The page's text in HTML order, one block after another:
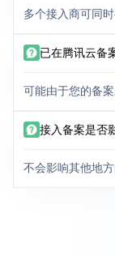
多个接入商可同
已在腾讯云备
可能由于您的备
接入备案是否
不会影响其他地